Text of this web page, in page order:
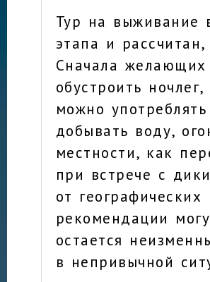
Тур на выживание
этапа и
Сначала
обустроить
можно
добывать воду,
местности, как
при встрече с
от
рекомендации
остается
в непривычной